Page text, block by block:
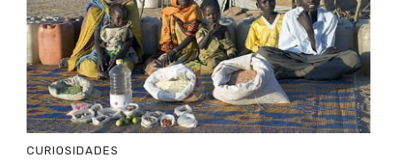
CURIOSIDADES